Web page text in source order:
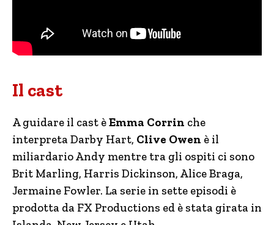
Il cast
A guidare il cast èEmma Corrin che
interpreta Darby Hart, Clive Owen è il
miliardario Andy mentre tra gli ospiti ci sono
Brit Marling, Harris Dickinson, Alice Braga,
Jermaine Fowler. La serie in sette episodi è
prodotta da FX Productions ed è stata girata in